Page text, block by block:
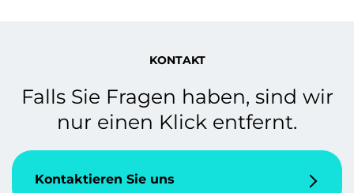
KONTAKT
Falls Sie Fragen haben, sind wir
nur einen Klick entfernt.
Kontaktieren Sie uns